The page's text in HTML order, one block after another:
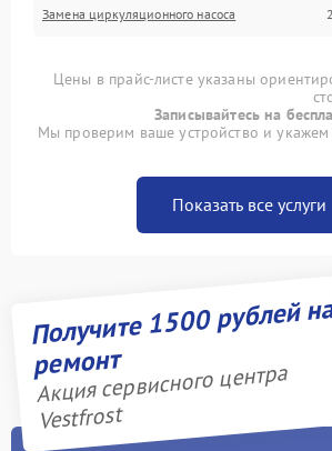
Замена циркуляционного насоса
Цены в прайс-листе указаны
Записывайтесь на
Мы проверим ваше устройство и укажем
Показать все услуги
Получите 1500 рублей
ремонт
Акция сервисного центра
Vestfrost